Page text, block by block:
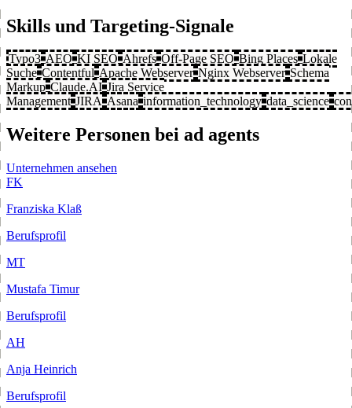
Skills und Targeting-Signale
Typo3 AEO KI SEO Ahrefs Off-Page SEO Bing Places Lokale
Suche Contentful Apache Webserver Nginx Webserver Schema
Markup Claude.AI Jira Service
Management JIRA Asana information_technology data_science
Weitere Personen bei ad agents
Unternehmen ansehen
FK
Franziska Klaß
Berufsprofil
MT
Mustafa Timur
Berufsprofil
AH
Anja Heinrich
Berufsprofil